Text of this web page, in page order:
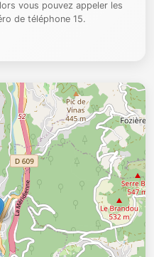
vous pouvez appeler les
de téléphone 15.